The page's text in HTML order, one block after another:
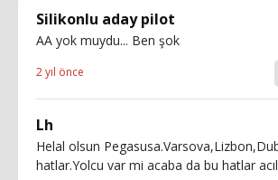
Silikonlu aday pilot
AA yok muydu... Ben şok
2 yıl önce
Lh
Helal olsun
hatlar.Yolcu var mi acaba da bu hatlar